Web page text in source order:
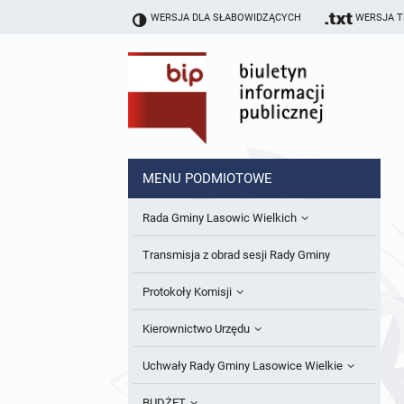
WERSJA DLA SŁABOWIDZĄCYCH WERSJA
MENU PODMIOTOWE
Rada Gminy Lasowic Wielkich
Sesje Rady Gminy
Skład Rady Gminy
Interpelacje i Zapytania Radnych
Komisje Rady Gminy i informacja o
Transmisja z obrad sesji Rady Gminy
Protokoły Komisji
Komisja Budżetu i Finansów
Komisja Oświatowa
Kierownictwo Urzędu
Wójt
Uchwały Rady Gminy Lasowice Wielkie